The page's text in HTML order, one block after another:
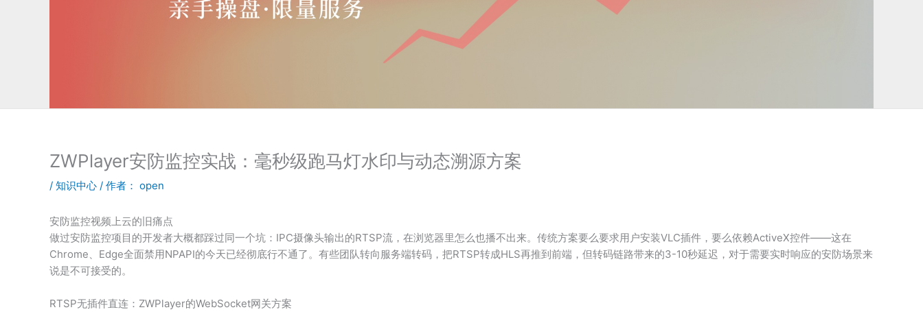
ZWPlayer安防监控实战：毫秒级跑马灯水印与动态溯源方案
/ 知识中心 / 作者： open
安防监控视频上云的旧痛点
做过安防监控项目的开发者大概都踩过同一个坑：IPC摄像头输出的RTSP流，在浏览器里怎么也播不出来。传统方案要么要求用户安装VLC插件，要么依赖ActiveX控件——这在
Chrome、Edge全面禁用NPAPI的今天已经彻底行不通了。有些团队转向服务端转码，把RTSP转成HLS再推到前端，但转码链路带来的3-10秒延迟，对于需要实时响应的安防场景来
说是不可接受的。
RTSP无插件直连：ZWPlayer的WebSocket网关方案